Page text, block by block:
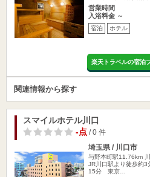
営業時間
入浴料金 ～
宿泊 ホテル
楽天トラベルの宿泊
関連情報から探す
スマイルホテル川口
-点/ 0 件
埼玉県 / 川口市
与野本町駅11.76km
JR川口駅より徒歩約
15分 東京…